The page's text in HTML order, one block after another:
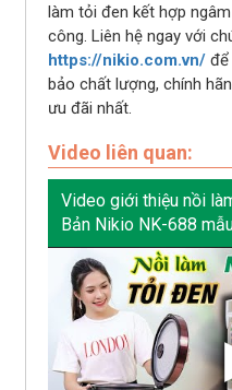
làm tỏi đen kết hợp
công. Liên hệ ngay với
https://nikio.com.vn/ để
bảo chất lượng, chính
ưu đãi nhất.
Video liên quan:
Video giới thiệu nồi
Bản Nikio NK-688